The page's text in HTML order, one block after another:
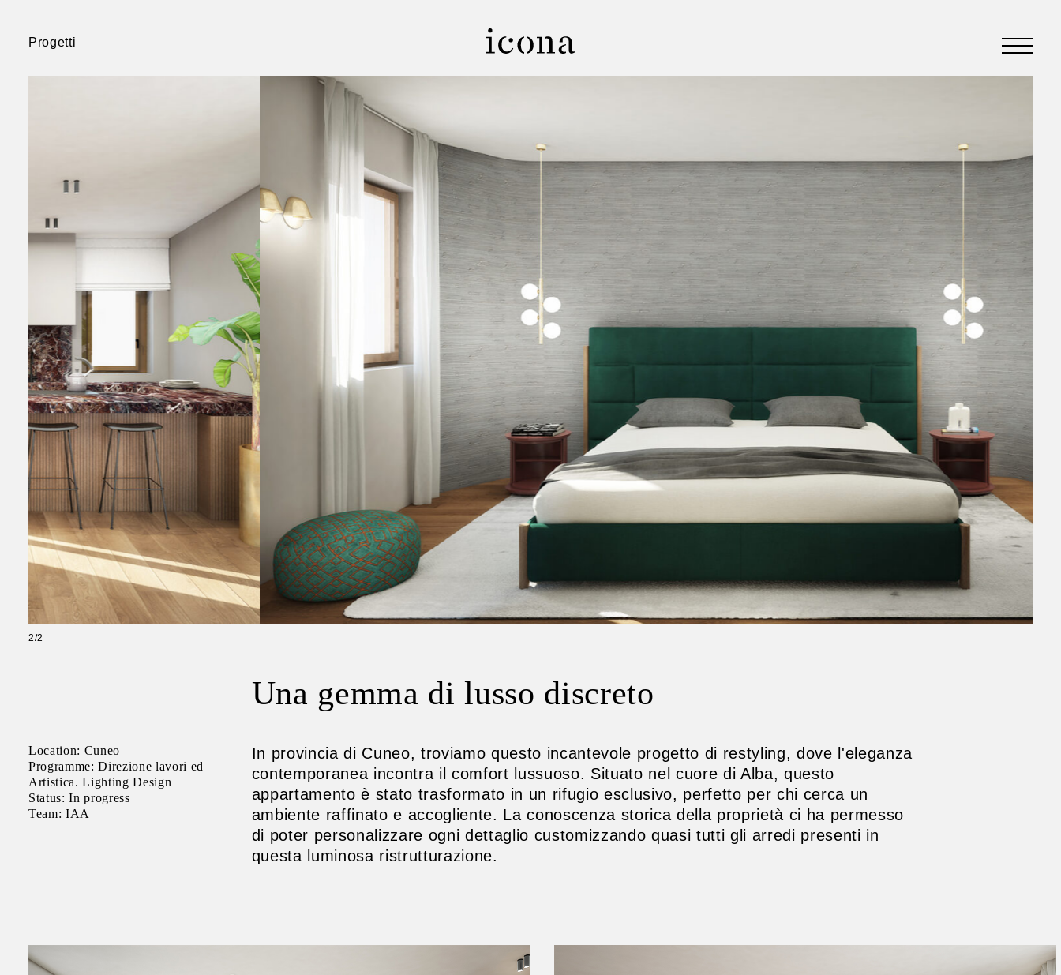
Progetti
2/2
Una gemma di lusso discreto
Location: Cuneo
Programme: Direzione lavori ed
Artistica. Lighting Design
Status: In progress
Team: IAA
In provincia di Cuneo, troviamo questo incantevole progetto di restyling, dove l'eleganza
contemporanea incontra il comfort lussuoso. Situato nel cuore di Alba, questo
appartamento è stato trasformato in un rifugio esclusivo, perfetto per chi cerca un
ambiente raffinato e accogliente. La conoscenza storica della proprietà ci ha permesso
di poter personalizzare ogni dettaglio customizzando quasi tutti gli arredi presenti in
questa luminosa ristrutturazione.